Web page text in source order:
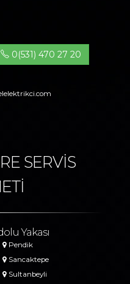
0(531) 470 27 20
SERVİS
Yakası
Pendik
Sancaktepe
Sultanbeyli